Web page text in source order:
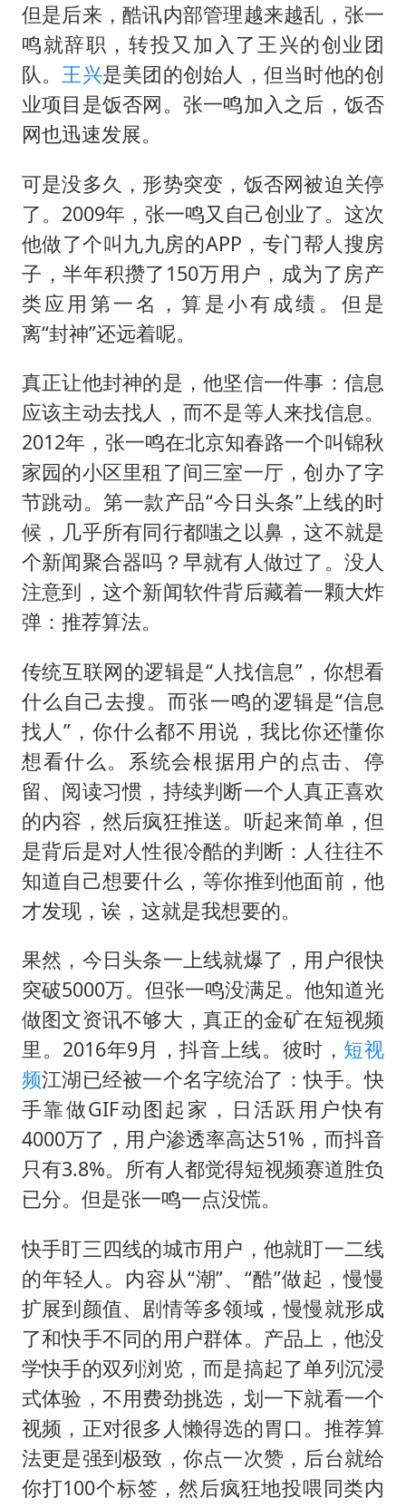
但是后来，酷讯内部管理越来越乱，张一
鸣就辞职，转投又加入了王兴的创业团
队。王兴是美团的创始人，但当时他的创
业项目是饭否网。张一鸣加入之后，饭否
网也迅速发展。
可是没多久，形势突变，饭否网被迫关停
了。2009年，张一鸣又自己创业了。这次
他做了个叫九九房的APP，专门帮人搜房
子，半年积攒了150万用户，成为了房产
类应用第一名，算是小有成绩。但是
离“封神”还远着呢。
真正让他封神的是，他坚信一件事：信息
应该主动去找人，而不是等人来找信息。
2012年，张一鸣在北京知春路一个叫锦秋
家园的小区里租了间三室一厅，创办了字
节跳动。第一款产品“今日头条”上线的时
候，几乎所有同行都嗤之以鼻，这不就是
个新闻聚合器吗？早就有人做过了。没人
注意到，这个新闻软件背后藏着一颗大炸
弹：推荐算法。
传统互联网的逻辑是“人找信息”，你想看
什么自己去搜。而张一鸣的逻辑是“信息
找人”，你什么都不用说，我比你还懂你
想看什么。系统会根据用户的点击、停
留、阅读习惯，持续判断一个人真正喜欢
的内容，然后疯狂推送。听起来简单，但
是背后是对人性很冷酷的判断：人往往不
知道自己想要什么，等你推到他面前，他
才发现，诶，这就是我想要的。
果然，今日头条一上线就爆了，用户很快
突破5000万。但张一鸣没满足。他知道光
做图文资讯不够大，真正的金矿在短视频
里。2016年9月，抖音上线。彼时， 短视
频江湖已经被一个名字统治了：快手。快
手靠做GIF动图起家，日活跃用户快有
4000万了，用户渗透率高达51%，而抖音
只有3.8%。所有人都觉得短视频赛道胜负
已分。但是张一鸣一点没慌。
快手盯三四线的城市用户，他就盯一二线
的年轻人。内容从“潮”、“酷”做起，慢慢
扩展到颜值、剧情等多领域，慢慢就形成
了和快手不同的用户群体。产品上，他没
学快手的双列浏览，而是搞起了单列沉浸
式体验，不用费劲挑选，划一下就看一个
视频，正对很多人懒得选的胃口。推荐算
法更是强到极致，你点一次赞，后台就给
你打100个标签，然后疯狂地投喂同类内